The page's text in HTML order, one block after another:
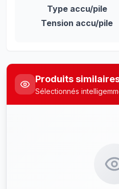
Type accu/pile
Tension accu/pile
Produits
Sélectionnés